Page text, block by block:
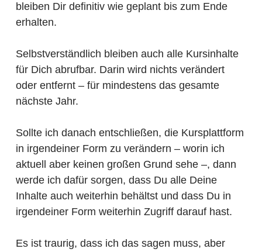
bleiben Dir definitiv wie geplant bis zum Ende
erhalten.
Selbstverständlich bleiben auch alle Kursinhalte
für Dich abrufbar. Darin wird nichts verändert
oder entfernt – für mindestens das gesamte
nächste Jahr.
Sollte ich danach entschließen, die Kursplattform
in irgendeiner Form zu verändern – worin ich
aktuell aber keinen großen Grund sehe –, dann
werde ich dafür sorgen, dass Du alle Deine
Inhalte auch weiterhin behältst und dass Du in
irgendeiner Form weiterhin Zugriff darauf hast.
Es ist traurig, dass ich das sagen muss, aber